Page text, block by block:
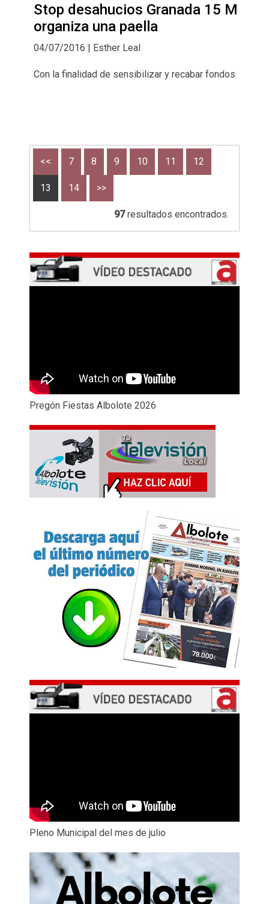
Stop desahucios Granada 15 M
organiza una paella
04/07/2016 | Esther Leal
Con la finalidad de sensibilizar y recabar fondos
<< 7 8 9 10 11 12
13 14 >>
97resultados encontrados.
Pregón Fiestas Albolote 2026
Pleno Municipal del mes de julio